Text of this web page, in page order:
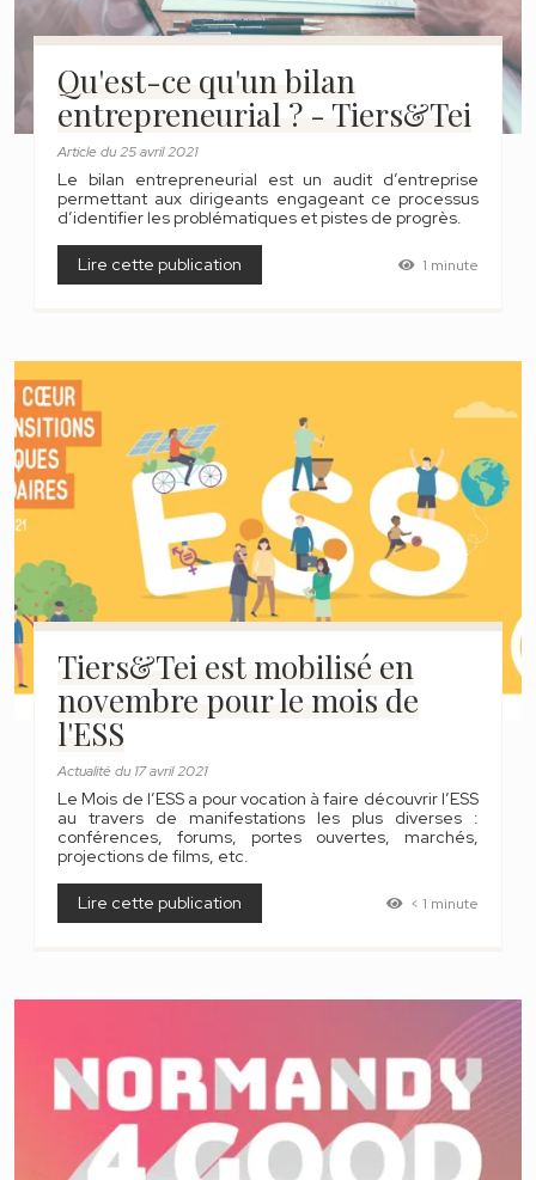
Qu'est-ce qu'un bilan
entrepreneurial ? - Tiers&Tei
Article du25 avril 2021
Le bilan entrepreneurial est un audit d’entreprise
permettant aux dirigeants engageant ce processus
d’identifier les problématiques et pistes de progrès.
Lire cette publication 1 minute
Tiers&Tei est mobilisé en
novembre pour le mois de
l'ESS
Actualité du17 avril 2021
Le Mois de l’ESS a pour vocation à faire découvrir l’ESS
au travers de manifestations les plus diverses :
conférences, forums, portes ouvertes, marchés,
projections de films, etc.
Lire cette publication < 1 minute